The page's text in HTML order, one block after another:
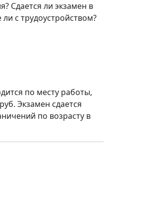
Сдается ли экзамен в
с трудоустройством?
по месту работы,
Экзамен сдается
по возрасту в